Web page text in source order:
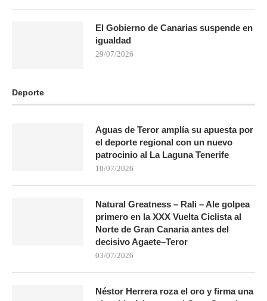
El Gobierno de Canarias suspende en
igualdad
29/07/2026
Deporte
Aguas de Teror amplía su apuesta por
el deporte regional con un nuevo
patrocinio al La Laguna Tenerife
10/07/2026
Natural Greatness – Rali – Ale golpea
primero en la XXX Vuelta Ciclista al
Norte de Gran Canaria antes del
decisivo Agaete–Teror
03/07/2026
Néstor Herrera roza el oro y firma una